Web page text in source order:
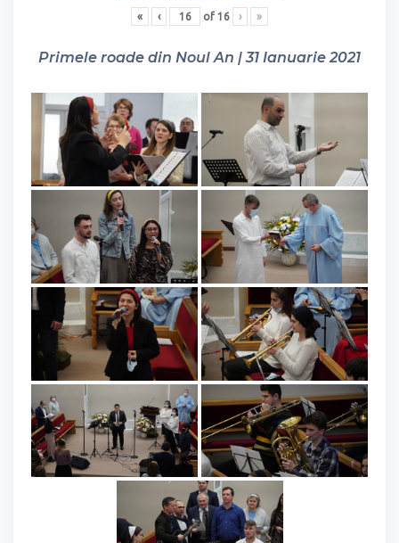
« ‹ of 16 › »
Primele roade din Noul An | 31 Ianuarie 2021